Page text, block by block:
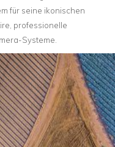
für seine ikonischen
professionelle
Systeme.